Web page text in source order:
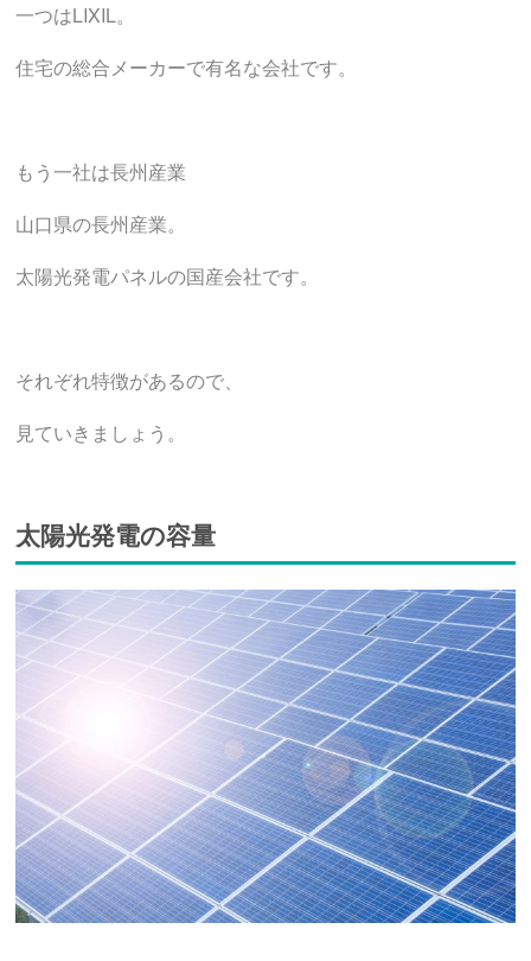
一つはLIXIL。
住宅の総合メーカーで有名な会社です。
もう一社は長州産業
山口県の長州産業。
太陽光発電パネルの国産会社です。
それぞれ特徴があるので、
見ていきましょう。
太陽光発電の容量